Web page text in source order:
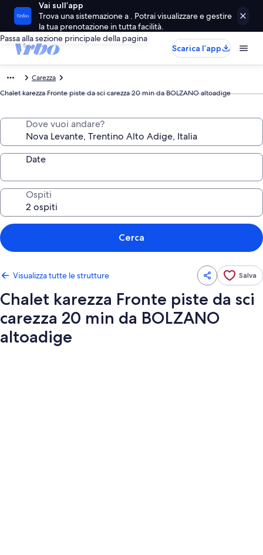
Vai sull’app
Trova una sistemazione a . Potrai visualizzare e gestire
la tua prenotazione in tutta facilità.
Passa alla sezione principale della pagina
Scarica l’app
Carezza
Chalet karezza Fronte piste da sci carezza 20 min da BOLZANO altoadige
Dove vuoi andare?
Date
Ospiti
Cerca
Visualizza tutte le strutture Salva
Chalet karezza Fronte piste da sci
carezza 20 min da BOLZANO
altoadige